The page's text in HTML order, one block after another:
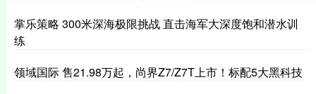
掌乐策略 300米深海极限挑战 直击海军大深度饱和潜水训
练
领域国际 售21.98万起，尚界Z7/Z7T上市！标配5大黑科技